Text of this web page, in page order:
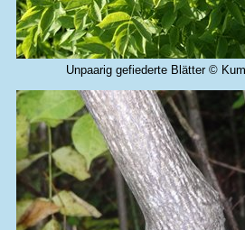
Unpaarig gefiederte Blätter ©